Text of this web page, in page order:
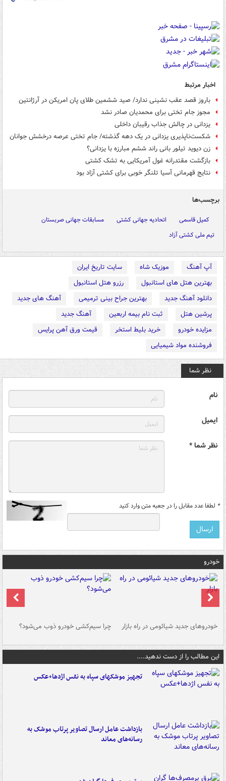
اخبار مرتبط
باروز قصد عقب نشینی ندارد/ صید ششمین طلای پان امریکن در آرژانتین
مجوز جام تختی برای محمدیان صادر نشد
یزدانی در چالش جذاب رقیبان داخلی
شکست‌ناپذیری یزدانی در یک دهه گذشته/ جام تختی عرصه درخشش جوانان
زن دیوید تیلور بانی راند ششم مبارزه با یزدانی؟
بازگشت مقتدرانه غول آمریکایی به تشک کشتی
نتایج قهرمانی آسیا تلنگر خوبی برای کشتی آزاد بود
برچسب‌ها
کمیل قاسمی اتحادیه جهانی کشتی
مسابقات جهانی صربستان
تیم ملی کشتی آزاد
آپ آهنگ موزیک شاه
سایت تاریخ ایران
بهترین هتل های استانبول
رزرو هتل استانبول
دانلود آهنگ جدید
بهترین جراح بینی ترمیمی
آهنگ های جدید
پرشین هتل
ثبت نام بیمه اربعین
آهنگ جدید
مزایده خودرو
خرید بلیط استخر
قیمت ورق آهن پرایس
فروشنده مواد شیمیایی
نظر شما
نام
ایمیل
نظر شما *
* لطفا عدد مقابل را در جعبه متن وارد کنید
خودرو
خودروهای جدید شیائومی در راه بازار چرا سیم‌کشی خودرو ذوب می‌شود؟
این مطالب را از دست ندهید....
تجهیز موشکهای سپاه به نفس اژدها+عکس
بازداشت عامل ارسال تصاویر پرتاب موشک به
رسانه‌های معاند